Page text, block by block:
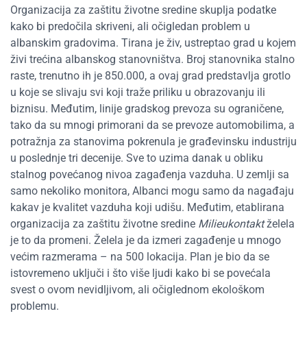
Organizacija za zaštitu životne sredine skuplja podatke
kako bi predočila skriveni, ali očigledan problem u
albanskim gradovima. Tirana je živ, ustreptao grad u kojem
živi trećina albanskog stanovništva. Broj stanovnika stalno
raste, trenutno ih je 850.000, a ovaj grad predstavlja grotlo
u koje se slivaju svi koji traže priliku u obrazovanju ili
biznisu. Međutim, linije gradskog prevoza su ograničene,
tako da su mnogi primorani da se prevoze automobilima, a
potražnja za stanovima pokrenula je građevinsku industriju
u poslednje tri decenije. Sve to uzima danak u obliku
stalnog povećanog nivoa zagađenja vazduha. U zemlji sa
samo nekoliko monitora, Albanci mogu samo da nagađaju
kakav je kvalitet vazduha koji udišu. Međutim, etablirana
organizacija za zaštitu životne sredine Milieukontaktželela
je to da promeni. Želela je da izmeri zagađenje u mnogo
većim razmerama – na 500 lokacija. Plan je bio da se
istovremeno uključi i što više ljudi kako bi se povećala
svest o ovom nevidljivom, ali očiglednom ekološkom
problemu.